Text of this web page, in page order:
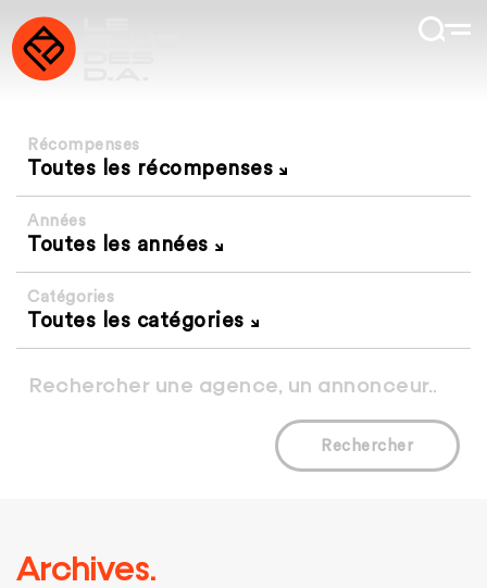
Récompenses
Toutes les récompenses
Années
Toutes les années
Catégories
Toutes les catégories
Rechercher
Archives.